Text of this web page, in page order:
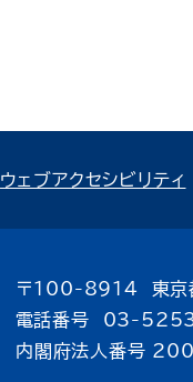
ウェブアクセシビリティ
〒100-8914 東京
電話番号 03-5253-
内閣府法人番号